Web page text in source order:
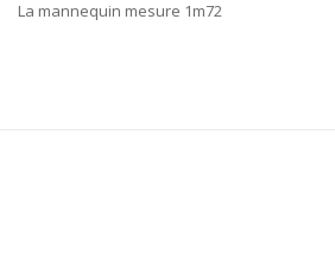
La mannequin mesure 1m72